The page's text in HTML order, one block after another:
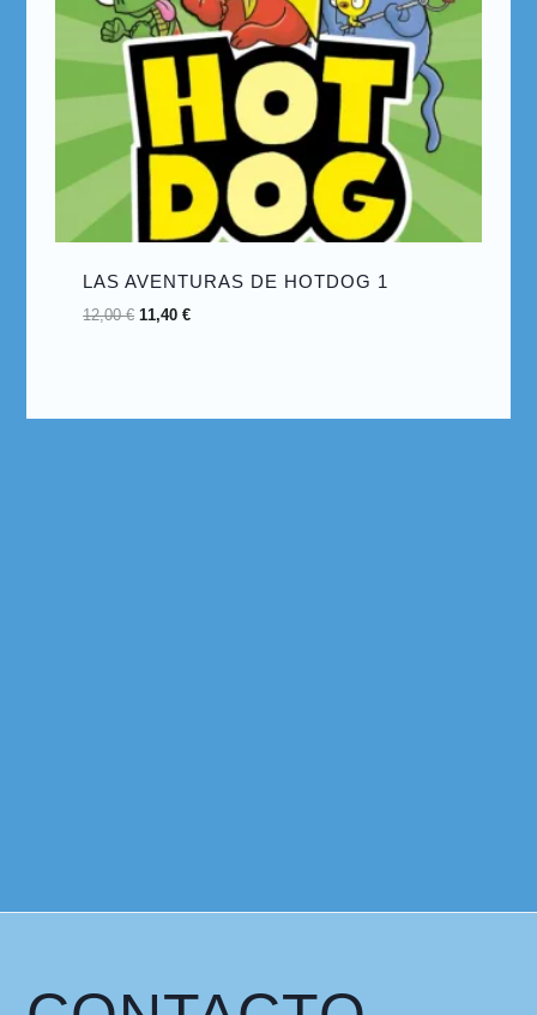
LAS AVENTURAS DE HOTDOG 1
12,00€ 11,40€